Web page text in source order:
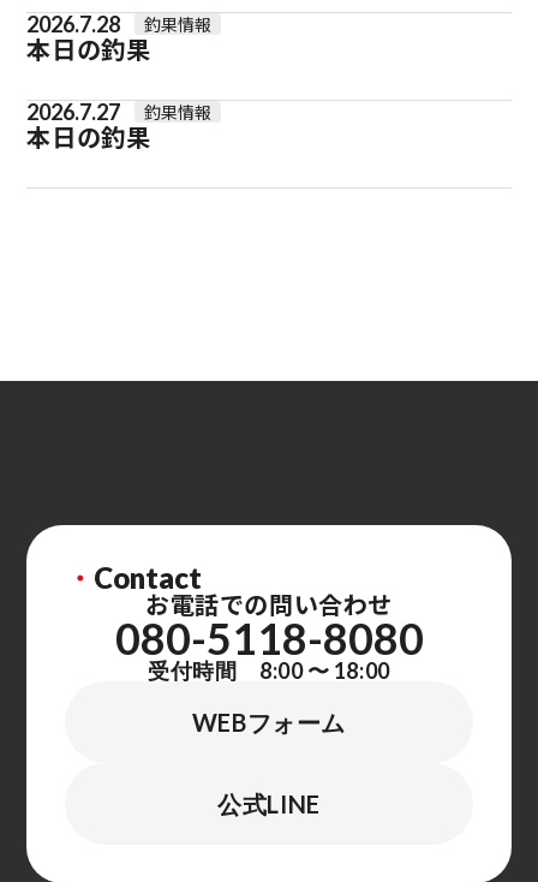
2026.7.28 釣果情報
本日の釣果
2026.7.27 釣果情報
本日の釣果
・ Contact
お電話での問い合わせ
080-5118-8080
受付時間 8:00 〜 18:00
WEBフォーム
公式LINE